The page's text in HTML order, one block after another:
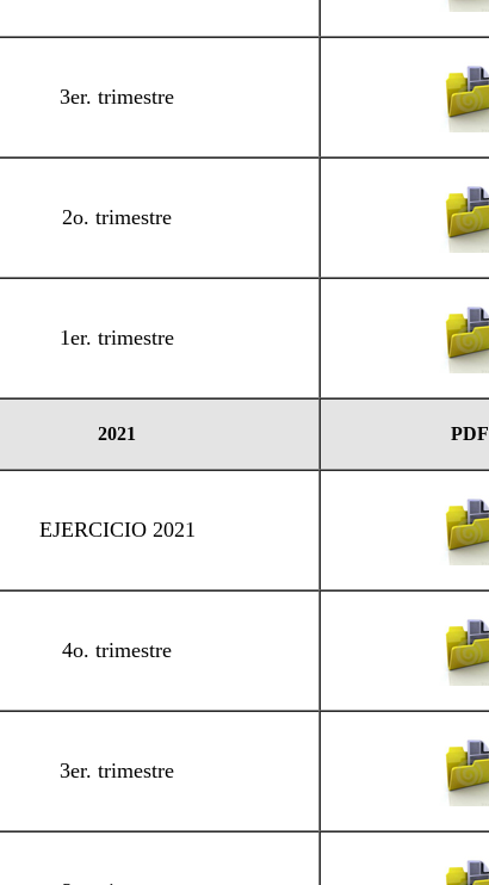
3er. trimestre
2o. trimestre
1er. trimestre
2021 PDF
EJERCICIO 2021
4o. trimestre
3er. trimestre